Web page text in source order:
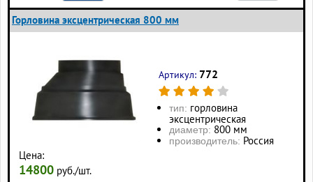
Горловина эксцентрическая 800 мм
Цена:
14800 руб./шт.
Артикул: 772
тип: горловина
эксцентрическая
диаметр: 800 мм
производитель: Россия